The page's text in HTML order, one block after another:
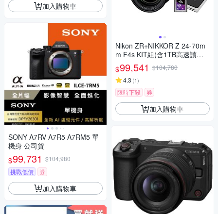
加入購物車
SONY A7RV A7R5 A7RM5 單
機身 公司貨
$99,731 $104,980
挑戰低價
券
加入購物車
Nikon ZR+NIKKOR Z 24-70m
m F4s KIT組(含1TB高速讀寫
記憶卡+雙槽讀卡機)
$99,541 $104,780
4.3 (1)
限時下殺 券
加入購物車